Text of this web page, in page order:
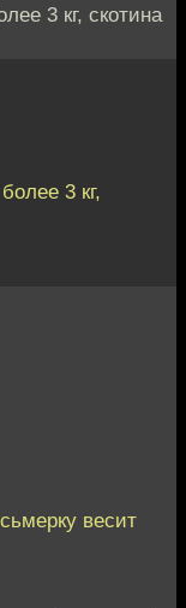
3 кг, скотина
3 кг,
весит